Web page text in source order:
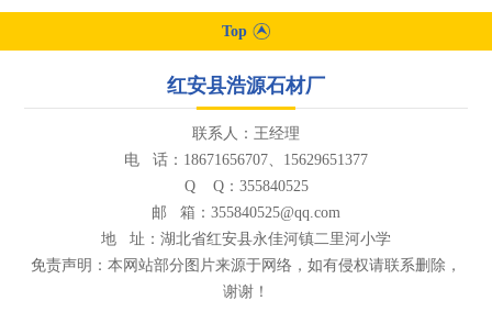
Top
红安县浩源石材厂
联系人：王经理
电 话：18671656707、15629651377
Q Q：355840525
邮 箱：355840525@qq.com
地 址：湖北省红安县永佳河镇二里河小学
免责声明：本网站部分图片来源于网络，如有侵权请联系删除，
谢谢！